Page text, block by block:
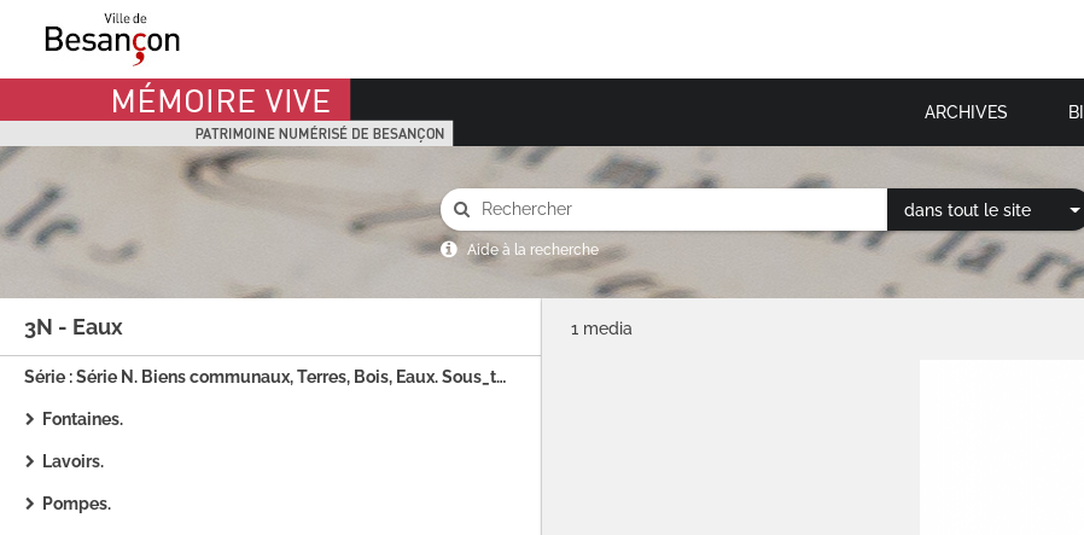
Mémoire Vive patrimoine numérisé de Besançon ARCHIVES
dans tout le site
Aide à la recherche
3N - Eaux
Série : Série N. Biens communaux, Terres, Bois, Eaux. Sous_titre : 3N - Eaux
Fontaines.
Lavoirs.
Pompes.
1 media